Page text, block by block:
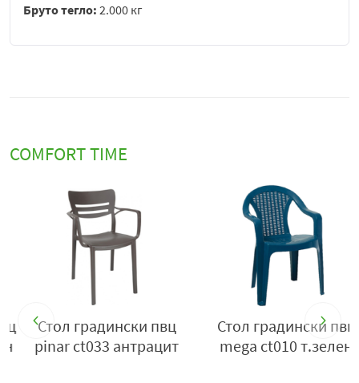
Бруто тегло: 2.000 кг
COMFORT TIME
Стол градински пвц
pinar ct033 антрацит
Стол градински пвц
mega ct010 т.зелен